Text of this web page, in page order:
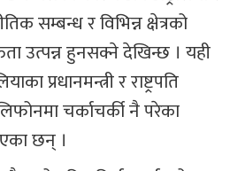
सम्बन्ध र विभिन्न क्षेत्रको
उत्पन्न हुनसक्ने देखिन्छ । यही
प्रधानमन्त्री र राष्ट्रपति
चर्काचर्की नै परेका
छन् ।